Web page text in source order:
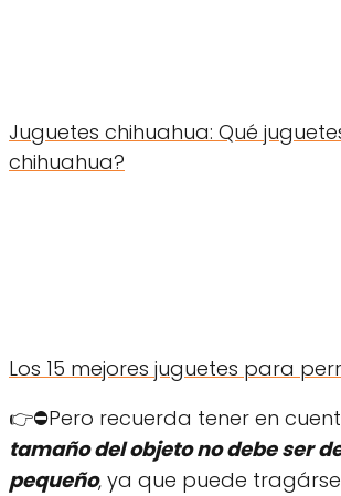
Juguetes chihuahua: Qué
chihuahua?
Los 15 mejores juguetes para
👉⛔Pero recuerda tener en
tamaño del objeto no debe ser
pequeño, ya que puede